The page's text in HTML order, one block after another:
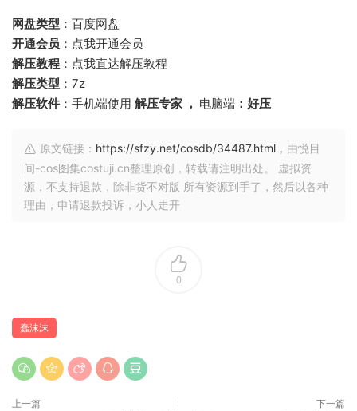
网盘类型 ：百度网盘
开通会员 ： 点我开通会员
解压教程 ： 点我直达解压教程
解压类型 ：7z
解压软件 ：手机端使用 解压专家 ， 电脑端 ：好压
原文链接： https://sfzy.net/cosdb/34487.html ，由悦目
间-cos图集costuji.cn整理原创，转载请注明出处。 虚拟资
源，不支持退款，除非货不对版 所有资源到手了，然后以各种
理由，申请退款投诉，小人走开
0
蠢沫沫
上一篇 下一篇